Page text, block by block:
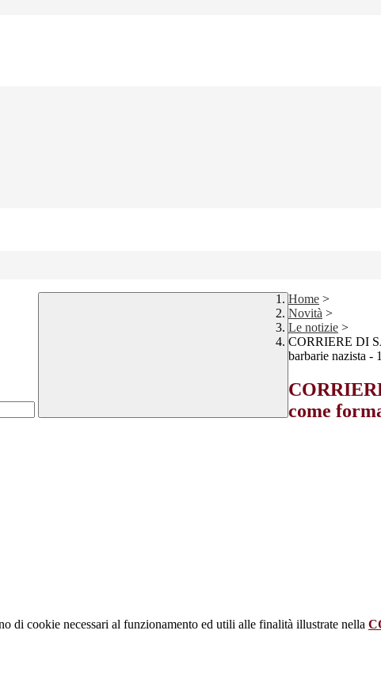
Home >
Novità >
Le notizie >
CORRIERE DI
barbarie nazista -
come
di cookie necessari al funzionamento ed utili alle finalità illustrate nella